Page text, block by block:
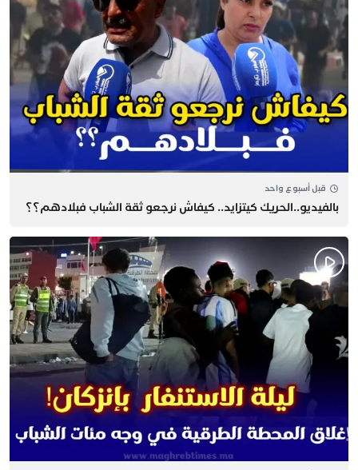
قبل أسبوع واحد
بالفيديو..الحريك كيتزايد.. كيفاش نرجعو ثقة الشباب فبلادهم؟؟